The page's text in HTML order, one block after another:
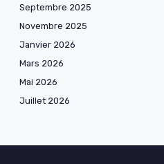
Septembre 2025
Novembre 2025
Janvier 2026
Mars 2026
Mai 2026
Juillet 2026